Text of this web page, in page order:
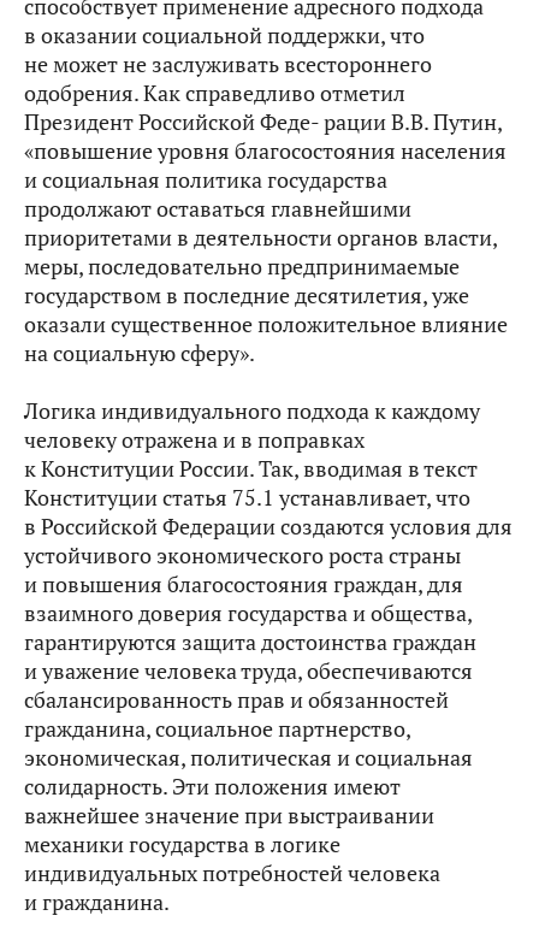
способствует применение адресного подхода
в оказании социальной поддержки, что
не может не заслуживать всестороннего
одобрения. Как справедливо отметил
Президент Российской Феде- рации В.В. Путин,
«повышение уровня благосостояния населения
и социальная политика государства
продолжают оставаться главнейшими
приоритетами в деятельности органов власти,
меры, последовательно предпринимаемые
государством в последние десятилетия, уже
оказали существенное положительное влияние
на социальную сферу».
Логика индивидуального подхода к каждому
человеку отражена и в поправках
к Конституции России. Так, вводимая в текст
Конституции статья 75.1 устанавливает, что
в Российской Федерации создаются условия для
устойчивого экономического роста страны
и повышения благосостояния граждан, для
взаимного доверия государства и общества,
гарантируются защита достоинства граждан
и уважение человека труда, обеспечиваются
сбалансированность прав и обязанностей
гражданина, социальное партнерство,
экономическая, политическая и социальная
солидарность. Эти положения имеют
важнейшее значение при выстраивании
механики государства в логике
индивидуальных потребностей человека
и гражданина.